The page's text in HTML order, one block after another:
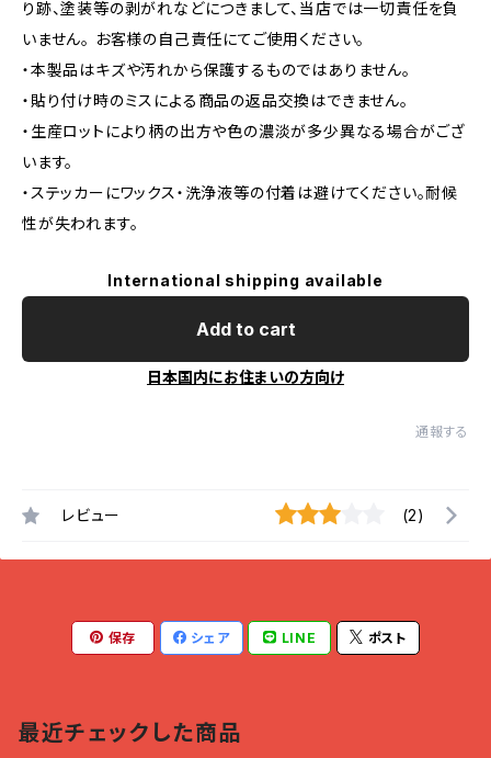
り跡、塗装等の剥がれなどにつきまして、当店では一切責任を負
いません。 お客様の自己責任にてご使用ください。
・本製品はキズや汚れから保護するものではありません。
・貼り付け時のミスによる商品の返品交換はできません。
・生産ロットにより柄の出方や色の濃淡が多少異なる場合がござ
います。
・ステッカーにワックス・洗浄液等の付着は避けてください。耐候
性が失われます。
International shipping available
Add to cart
日本国内にお住まいの方向け
通報する
レビュー (2)
保存 シェア LINE ポスト
最近チェックした商品